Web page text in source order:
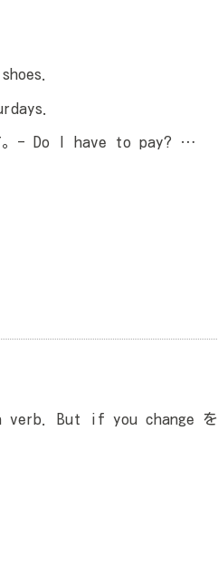
。- Do I have to pay? …
But if you change を